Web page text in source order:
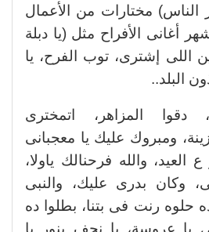
الناس) مختارات من الأعمال
أغانى الأفراح مثل (يا دبلة
اللى إشترى، توب الفرح، يا
البلد..
دقوا المزاهر، اتمخترى
ومبروك عليك يا معجبانى
العيد، والله فرحنالك ياولا،
وكان بدرى عليك، والنبى
حلوه رنت فى بتنا، بطلوا ده